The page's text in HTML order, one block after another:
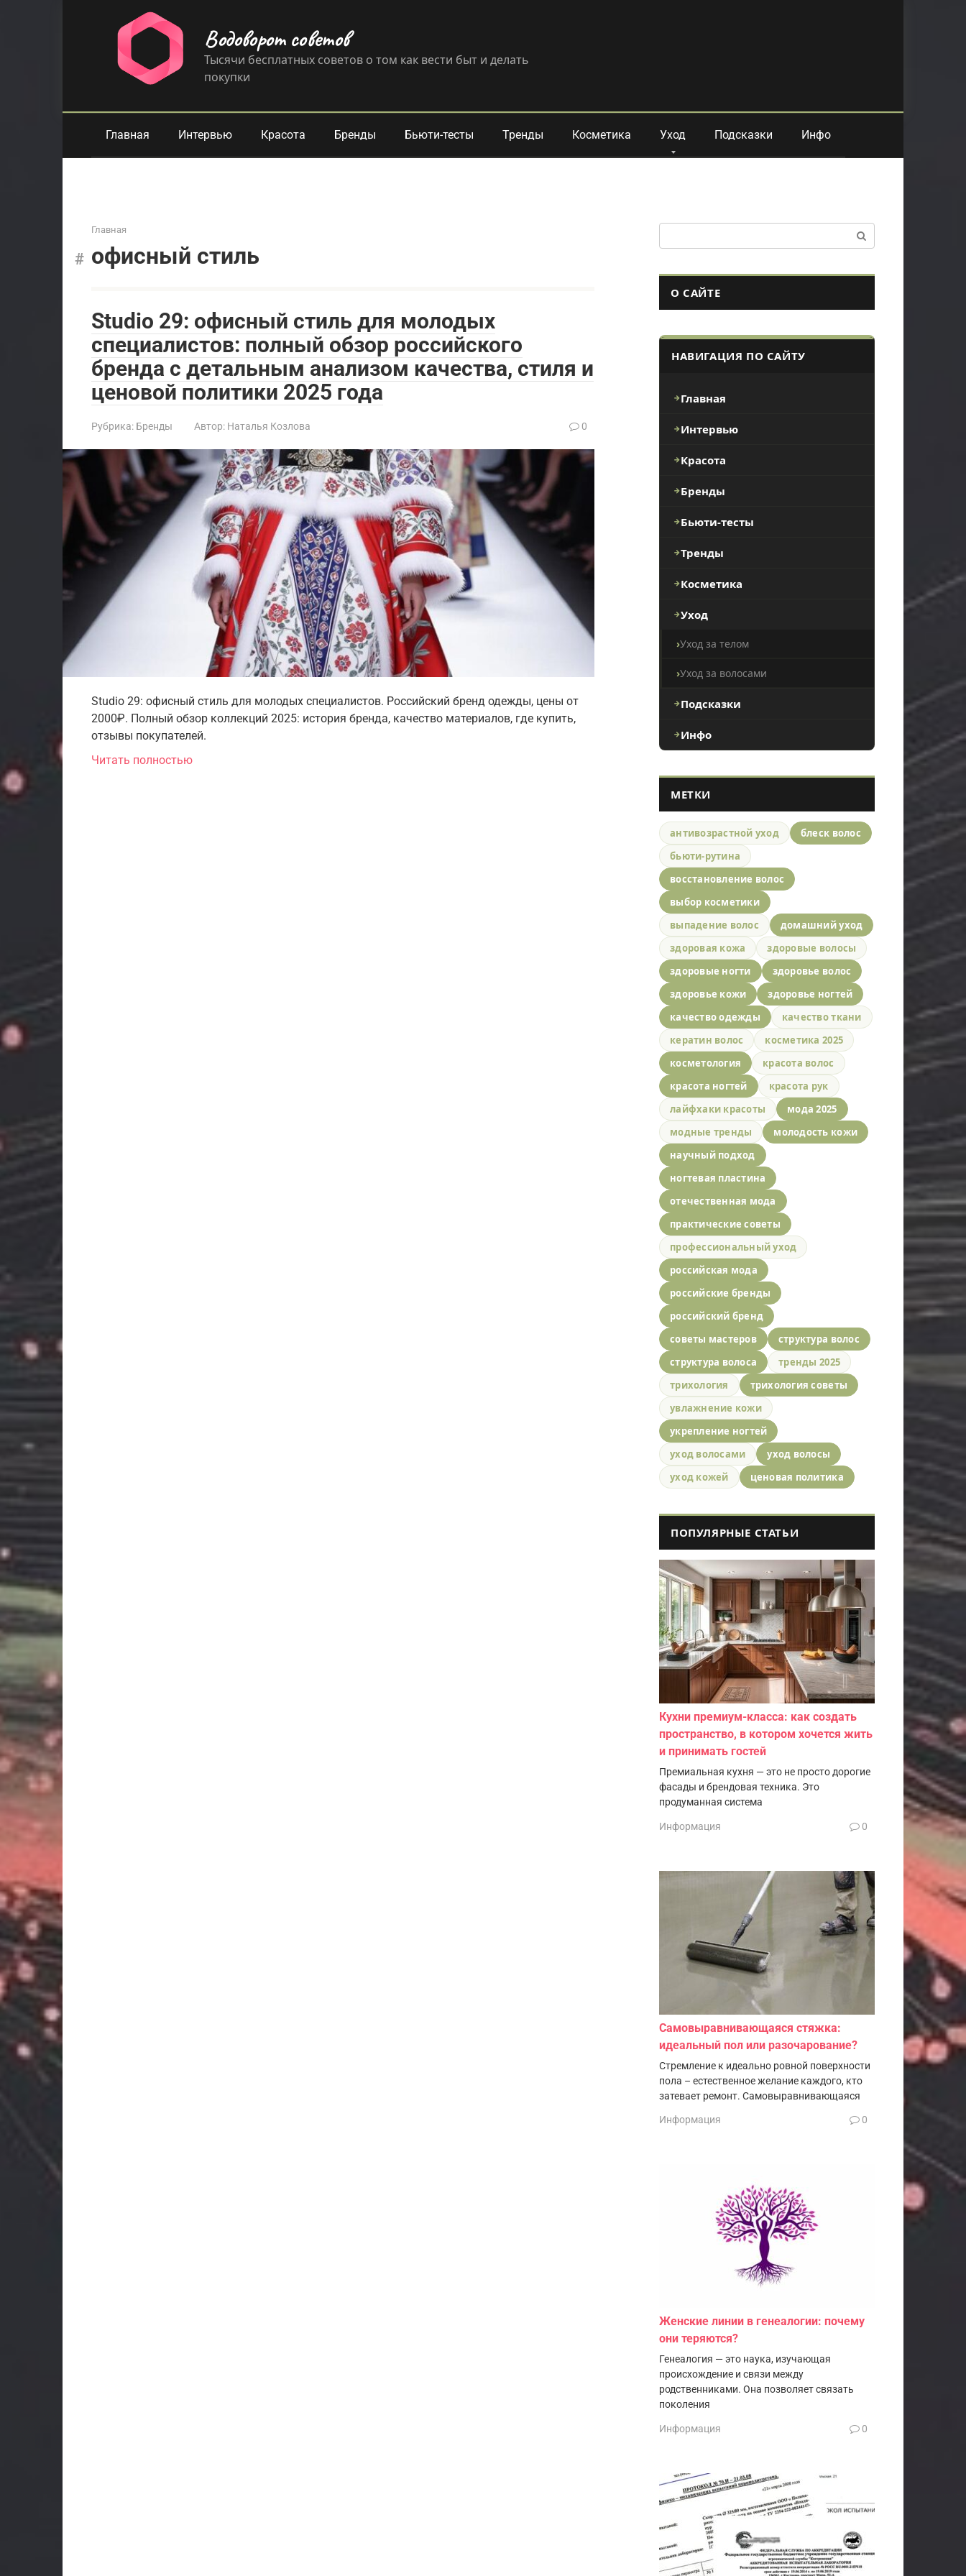
Водоворот советов
Тысячи бесплатных советов о том как вести быт и делать
покупки
Главная Интервью Красота Бренды Бьюти-тесты Тренды Косметика Уход Подсказки Инфо
Главная
офисный стиль
Studio 29: офисный стиль для молодых
специалистов: полный обзор российского
бренда с детальным анализом качества, стиля и
ценовой политики 2025 года
Рубрика: Бренды Автор: Наталья Козлова 0
Studio 29: офисный стиль для молодых специалистов. Российский бренд одежды, цены от
2000₽. Полный обзор коллекций 2025: история бренда, качество материалов, где купить,
отзывы покупателей.
Читать полностью
О САЙТЕ
НАВИГАЦИЯ ПО САЙТУ
Главная
Интервью
Красота
Бренды
Бьюти-тесты
Тренды
Косметика
Уход
Уход за телом
Уход за волосами
Подсказки
Инфо
МЕТКИ
антивозрастной уход
блеск волос
бьюти-рутина
восстановление волос
выбор косметики
выпадение волос
домашний уход
здоровая кожа
здоровые волосы
здоровые ногти
здоровье волос
здоровье кожи
здоровье ногтей
качество одежды
качество ткани
кератин волос
косметика 2025
косметология
красота волос
красота ногтей
красота рук
лайфхаки красоты
мода 2025
модные тренды
молодость кожи
научный подход
ногтевая пластина
отечественная мода
практические советы
профессиональный уход
российская мода
российские бренды
российский бренд
советы мастеров
структура волос
структура волоса
тренды 2025
трихология
трихология советы
увлажнение кожи
укрепление ногтей
уход волосами
уход волосы
уход кожей
ценовая политика
ПОПУЛЯРНЫЕ СТАТЬИ
Кухни премиум-класса: как создать
пространство, в котором хочется жить
и принимать гостей
Премиальная кухня — это не просто дорогие
фасады и брендовая техника. Это
продуманная система
Информация 0
Самовыравнивающаяся стяжка:
идеальный пол или разочарование?
Стремление к идеально ровной поверхности
пола – естественное желание каждого, кто
затевает ремонт. Самовыравнивающаяся
Информация 0
Женские линии в генеалогии: почему
они теряются?
Генеалогия — это наука, изучающая
происхождение и связи между
родственниками. Она позволяет связать
поколения
Информация 0